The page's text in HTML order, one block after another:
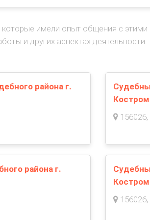
имели опыт общения с
и других аспектах деятельности.
района г.
района г.